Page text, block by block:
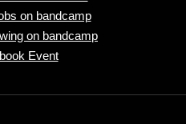
on bandcamp
on bandcamp
Event